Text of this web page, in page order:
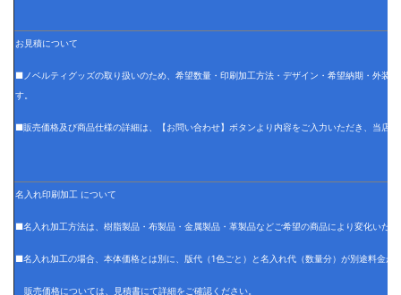
お見積について
■ノベルティグッズの取り扱いのため、希望数量・印刷加工方法・デザイン・希望納期・外装
す。
■販売価格及び商品仕様の詳細は、【お問い合わせ】ボタンより内容をご入力いただき、当店
名入れ印刷加工 について
■名入れ加工方法は、樹脂製品・布製品・金属製品・革製品などご希望の商品により変化いたし
■名入れ加工の場合、本体価格とは別に、版代（1色ごと）と名入れ代（数量分）が別途料金が
販売価格については、見積書にて詳細をご確認ください。